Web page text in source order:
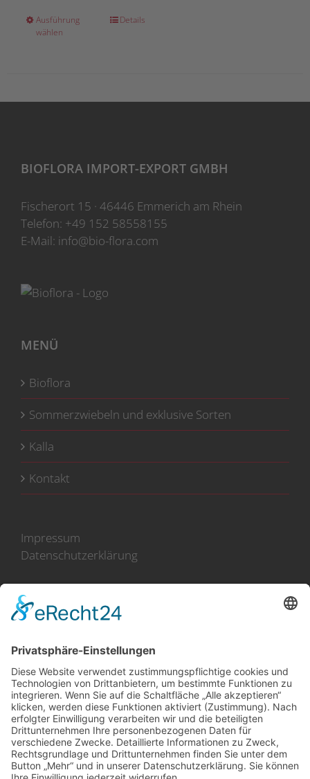
Ausführung
wählen
Dieses
können
auf
Produktseite
gewählt
werden
Details
BIOFLORA IMPORT-EXPORT GMBH
Fischerort 15 · 46446 Emmerich am Rhein
Telefon: +49 152 58558155
E-Mail: info@bio-flora.com
MENÜ
Bioflora
Sommerzwiebeln und exklusive Sorten
Kalla
Kontakt
Impressum
Datenschutzerklärung
100 Jahre Erfahrung
Direkt-Import aus Holland
(im Norden an der Küste)
Zusammenarbeit mit mehr
als 50 Züchtern